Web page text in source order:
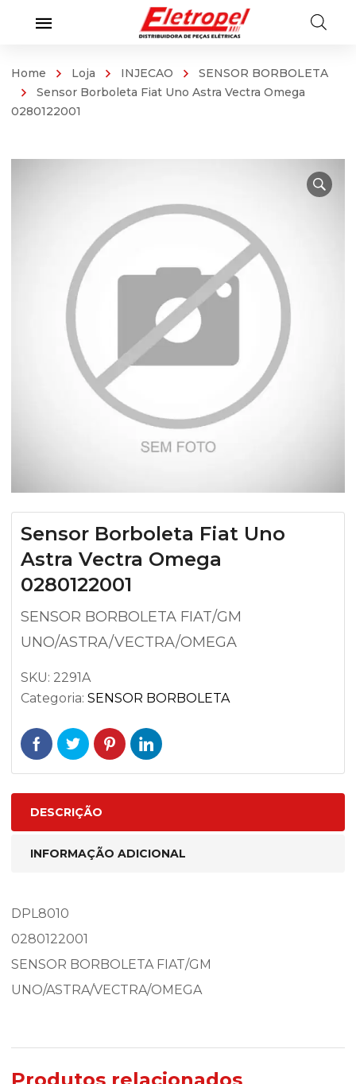
Home Loja INJECAO
SENSOR BORBOLETA
Sensor Borboleta Fiat Uno Astra Vectra Omega
0280122001
Sensor Borboleta Fiat Uno
Astra Vectra Omega
0280122001
SENSOR BORBOLETA FIAT/GM
UNO/ASTRA/VECTRA/OMEGA
SKU: 2291A
Categoria: SENSOR BORBOLETA
DESCRIÇÃO
INFORMAÇÃO ADICIONAL
DPL8010
0280122001
SENSOR BORBOLETA FIAT/GM
UNO/ASTRA/VECTRA/OMEGA